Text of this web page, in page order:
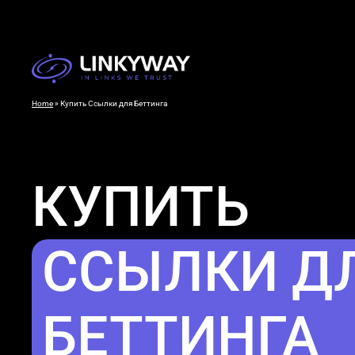
Home»Купить Ссылки для Беттинга
КУПИТЬ
ССЫЛКИ
БЕТТИНГА